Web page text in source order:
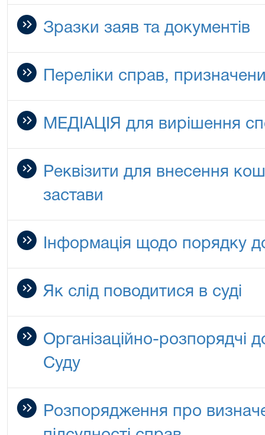
Зразки заяв та документів
Переліки справ,
МЕДІАЦІЯ для вирішення
Реквізити для внесення
застави
Інформація щодо порядку
Як слід поводитися в суді
Організаційно-розпорядчі
Суду
Розпорядження про